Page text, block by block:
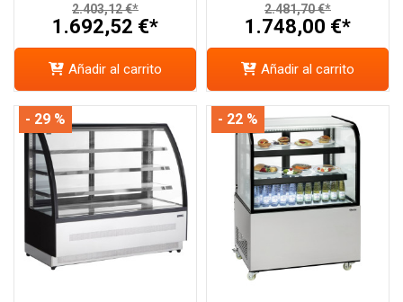
2.403,12 €*
1.692,52 €*
Añadir al carrito
2.481,70 €*
1.748,00 €*
Añadir al carrito
- 29 % - 22 %